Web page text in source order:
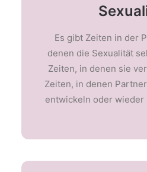
Es gibt Zeiten in der
denen die Sexualität
Zeiten, in denen sie
Zeiten, in denen
entwickeln oder wieder